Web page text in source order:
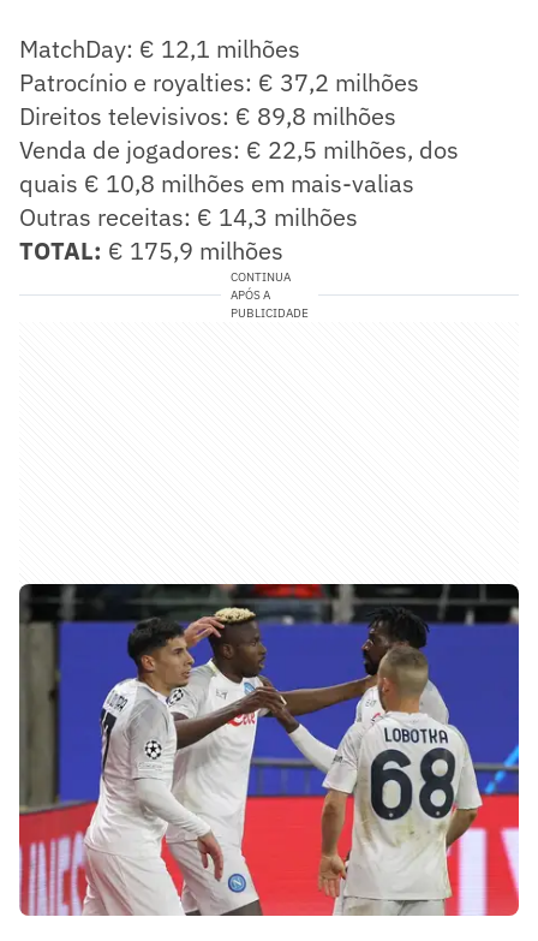
MatchDay: € 12,1 milhões
Patrocínio e royalties: € 37,2 milhões
Direitos televisivos: € 89,8 milhões
Venda de jogadores: € 22,5 milhões, dos
quais € 10,8 milhões em mais-valias
Outras receitas: € 14,3 milhões
TOTAL: € 175,9 milhões
CONTINUA
APÓS A
PUBLICIDADE